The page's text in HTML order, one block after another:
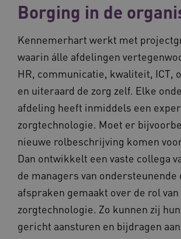
Borging in de
Kennemerhart werkt met
waarin álle afdelingen
HR, communicatie, kwaliteit, ICT,
en uiteraard de zorg zelf. Elke
afdeling heeft inmiddels een
zorgtechnologie. Moet er
nieuwe rolbeschrijving komen
Dan ontwikkelt een vaste collega
de managers van ondersteunende
afspraken gemaakt over de rol
zorgtechnologie. Zo kunnen zij
gericht aansturen en bijdragen
ARRAffinity
AWSALBCORS
Google Privacy Policy